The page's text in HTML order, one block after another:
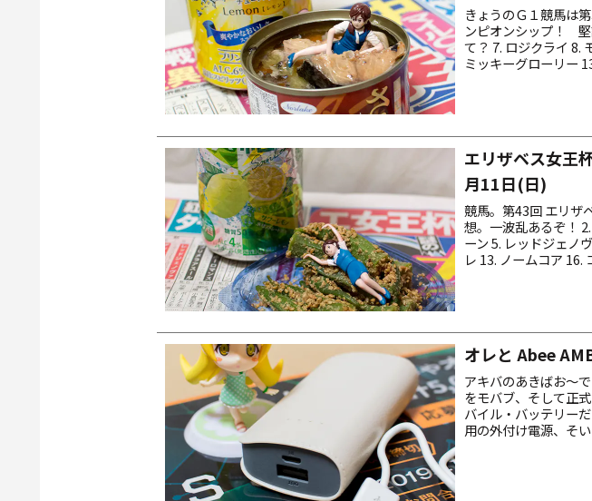
きょうのＧ１競馬は
ンピオンシップ！
て？ 7. ロジクライ 8.
ミッキーグローリー
エリザベス女王
月11日(日)
競馬。第43回 エリザ
想。一波乱あるぞ！
ーン 5. レッドジェノ
レ 13. ノームコア 16.
オレと Abee
アキバのあきばお～
をモバブ、そして正
バイル・バッテリー
用の外付け電源、そ